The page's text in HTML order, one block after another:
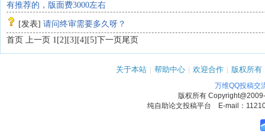
有推荐的，版面费3000左右
[发表] 请问终审需要多久呀？
首页 上一页 1 [2] [3] [4] [5]下一页尾页
关于本站 | 帮助中心 | 欢迎合作 | 版权所有
万维QQ投稿交
版权所有
纯自助论文投稿平台 E-mail：